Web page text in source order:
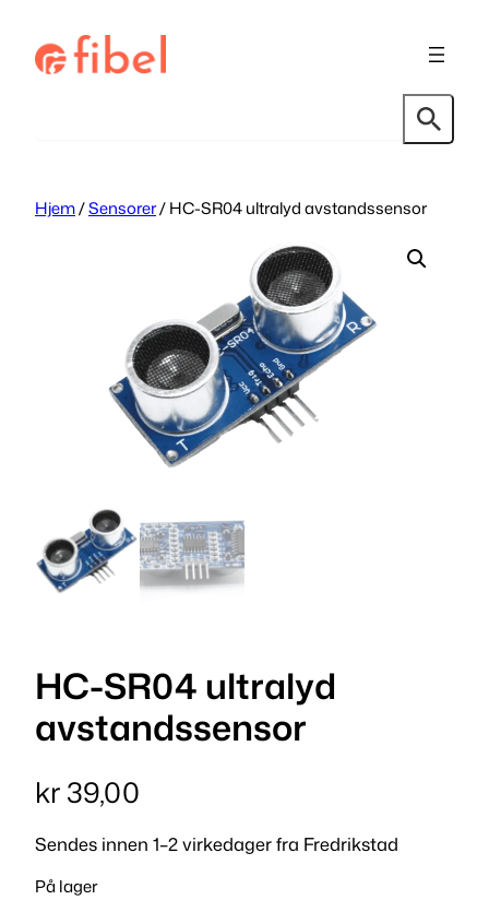
innhold
Hjem/Sensorer/ HC-SR04 ultralyd avstandssensor
HC-SR04 ultralyd
avstandssensor
kr39,00
Sendes innen 1–2 virkedager fra Fredrikstad
På lager